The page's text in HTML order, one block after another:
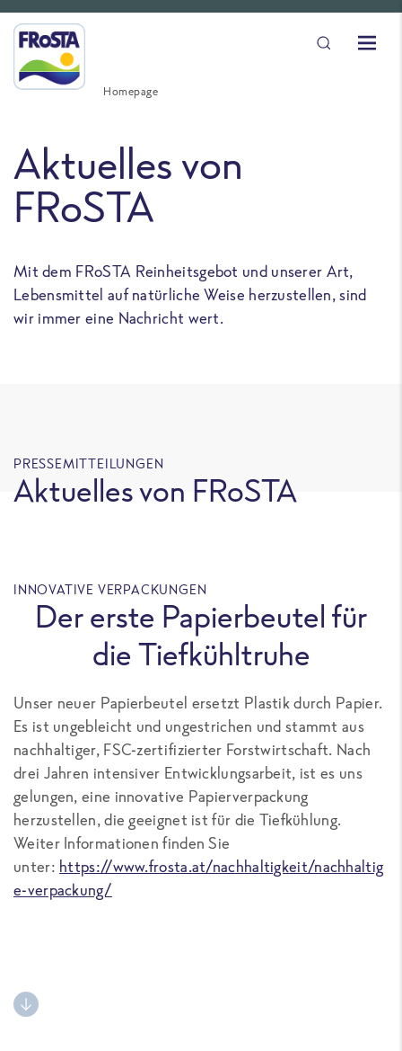
Homepage
Aktuelles von
FRoSTA
Mit dem FRoSTA Reinheitsgebot und unserer Art,
Lebensmittel auf natürliche Weise herzustellen, sind
wir immer eine Nachricht wert.
PRESSEMITTEILUNGEN
Aktuelles von FRoSTA
INNOVATIVE VERPACKUNGEN
Der erste Papierbeutel für
die Tiefkühltruhe
Unser neuer Papierbeutel ersetzt Plastik durch Papier.
Es ist ungebleicht und ungestrichen und stammt aus
nachhaltiger, FSC-zertifizierter Forstwirtschaft. Nach
drei Jahren intensiver Entwicklungsarbeit, ist es uns
gelungen, eine innovative Papierverpackung
herzustellen, die geeignet ist für die Tiefkühlung.
Weiter Informationen finden Sie
unter: https://www.frosta.at/nachhaltigkeit/nachhaltig
e-verpackung/